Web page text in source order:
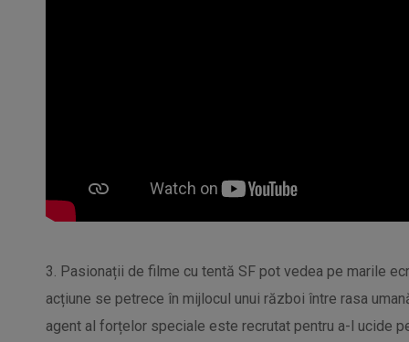
3. Pasionații de filme cu tentă SF pot vedea pe marile
acțiune se petrece în mijlocul unui război între rasa
agent al forțelor speciale este recrutat pentru a-l ucide